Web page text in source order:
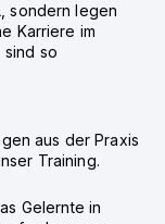
sondern legen
Karriere im
sind so
aus der Praxis
Training.
Gelernte in